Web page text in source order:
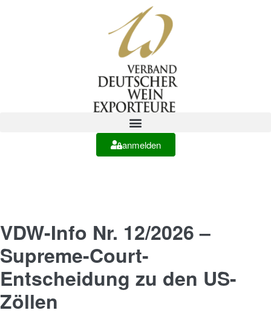
anmelden
VDW-Info Nr. 12/2026 –
Supreme-Court-
Entscheidung zu den US-
Zöllen